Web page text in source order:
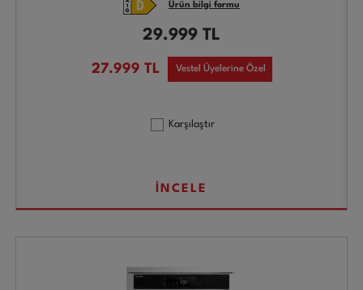
Ürün bilgi formu
29.999 TL
27.999 TL Vestel Üyelerine Özel
Karşılaştır
İNCELE